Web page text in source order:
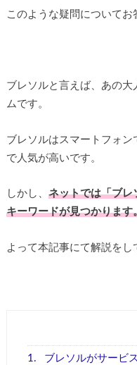
このような疑問についてお
ブレソルと言えば、あの大
ムです。
ブレソルはスマートフォ
で人気が高いです。
しかし、 ネットでは「ブ
キーワードが見つかります
よって本記事にて解説をし
1.
ブレソルがサービ